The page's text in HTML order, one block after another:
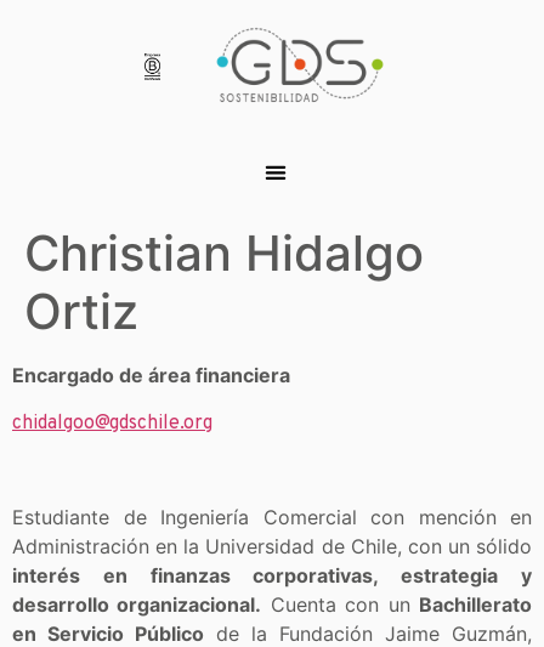
Christian Hidalgo
Ortiz
Encargado de área financiera
chidalgoo@gdschile.org
Estudiante de Ingeniería Comercial con mención en
Administración en la Universidad de Chile, con un sólido
interés en finanzas corporativas, estrategia y
desarrollo organizacional. Cuenta con un Bachillerato
en Servicio Público de la Fundación Jaime Guzmán,